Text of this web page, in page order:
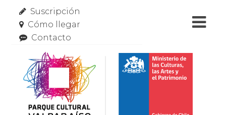
Suscripción
Cómo llegar
Contacto